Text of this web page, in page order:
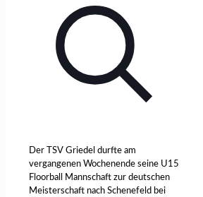
Der TSV Griedel durfte am
vergangenen Wochenende seine U15
Floorball Mannschaft zur deutschen
Meisterschaft nach Schenefeld bei